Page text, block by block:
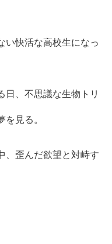
い快活な高校生になっ
日、不思議な生物トリ
を見る。
、歪んだ欲望と対峙す